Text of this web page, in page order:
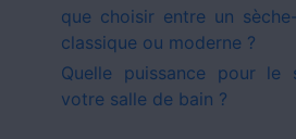
que choisir entre un
classique ou moderne ?
Quelle puissance pour le
votre salle de bain ?